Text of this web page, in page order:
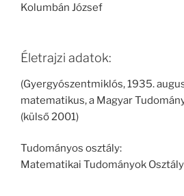
Kolumbán József
Életrajzi adatok:
(Gyergyószentmiklós, 1935.
matematikus, a Magyar
(külső 2001)
Tudományos osztály:
Matematikai Tudományok